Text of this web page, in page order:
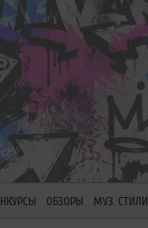
ОБЗОРЫ МУЗ. СТИЛИ